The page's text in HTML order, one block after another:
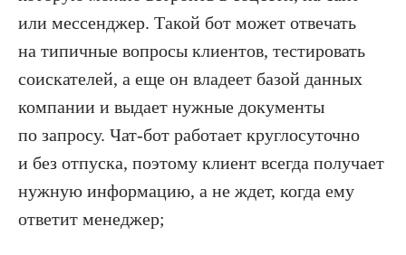
или мессенджер. Такой бот может отвечать
на типичные вопросы клиентов, тестировать
соискателей, а еще он владеет базой данных
компании и выдает нужные документы
по запросу. Чат-бот работает круглосуточно
и без отпуска, поэтому клиент всегда получает
нужную информацию, а не ждет, когда ему
ответит менеджер;